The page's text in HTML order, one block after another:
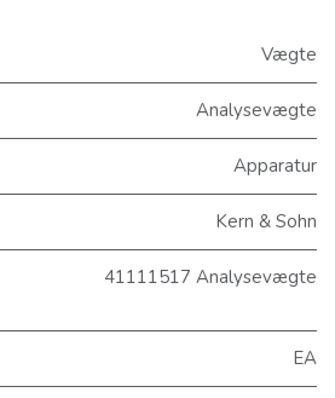
Vægte
Analysevægte
Apparatur
Kern & Sohn
41111517 Analysevægte
EA